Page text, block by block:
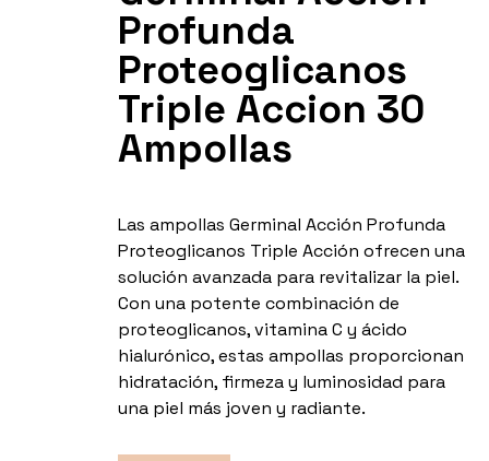
Profunda
Proteoglicanos
Triple Accion 30
Ampollas
Las ampollas Germinal Acción Profunda
Proteoglicanos Triple Acción ofrecen una
solución avanzada para revitalizar la piel.
Con una potente combinación de
proteoglicanos, vitamina C y ácido
hialurónico, estas ampollas proporcionan
hidratación, firmeza y luminosidad para
una piel más joven y radiante.